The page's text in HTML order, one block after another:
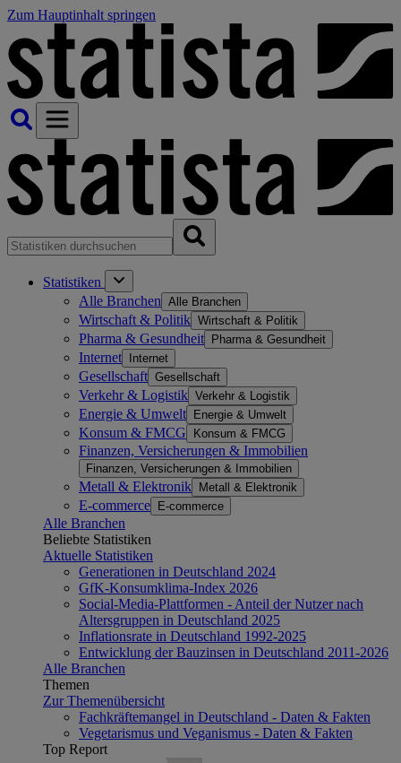
Zum Hauptinhalt springen
Statistiken
Alle Branchen Alle Branchen
Wirtschaft & Politik Wirtschaft & Politik
Pharma & Gesundheit Pharma & Gesundheit
Internet Internet
Gesellschaft Gesellschaft
Verkehr & Logistik Verkehr & Logistik
Energie & Umwelt Energie & Umwelt
Konsum & FMCG Konsum & FMCG
Finanzen, Versicherungen & Immobilien
Finanzen, Versicherungen & Immobilien
Metall & Elektronik Metall & Elektronik
E-commerce E-commerce
Alle Branchen
Beliebte Statistiken
Aktuelle Statistiken
Generationen in Deutschland 2024
GfK-Konsumklima-Index 2026
Social-Media-Plattformen - Anteil der Nutzer nach
Altersgruppen in Deutschland 2025
Inflationsrate in Deutschland 1992-2025
Entwicklung der Bauzinsen in Deutschland 2011-2026
Alle Branchen
Themen
Zur Themenübersicht
Fachkräftemangel in Deutschland - Daten & Fakten
Vegetarismus und Veganismus - Daten & Fakten
Top Report